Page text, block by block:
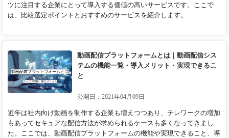
ツに注目する企業にとって導入する価値の高いサービスです。ここで
は、比較選定ポイントとおすすめのサービスを紹介します。
動画配信プラットフォームとは｜動画配信シス
テムの機能一覧・導入メリット・実現できるこ
と
公開日：2021年04月09日
近年は社内向け動画を制作する企業も増えつつあり、テレワークの増加
もあってセキュアな配信方法が求められるケースも多くなってきまし
た。ここでは、動画配信プラットフォームの機能や実現できること、導